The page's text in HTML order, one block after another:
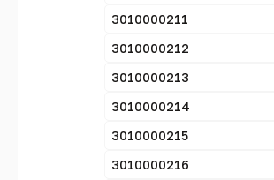
3010000211
3010000212
3010000213
3010000214
3010000215
3010000216